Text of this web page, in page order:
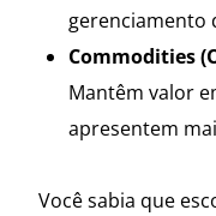
gerenciamento
Commodities
Mantêm valor
apresentem
Você sabia que